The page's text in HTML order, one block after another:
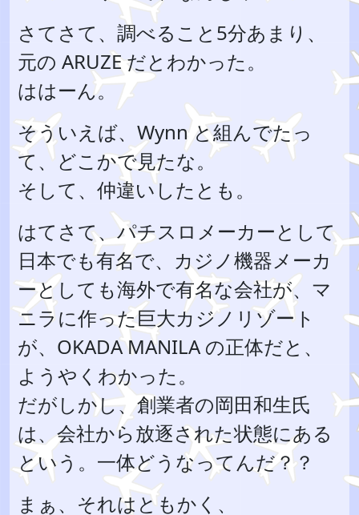
さてさて、調べること5分あまり、
元の ARUZE だとわかった。
ははーん。
そういえば、Wynn と組んでたっ
て、どこかで見たな。
そして、仲違いしたとも。
はてさて、パチスロメーカーとして
日本でも有名で、カジノ機器メーカ
ーとしても海外で有名な会社が、マ
ニラに作った巨大カジノリゾート
が、OKADA MANILA の正体だと、
ようやくわかった。
だがしかし、創業者の岡田和生氏
は、会社から放逐された状態にある
という。一体どうなってんだ？？
まぁ、それはともかく、